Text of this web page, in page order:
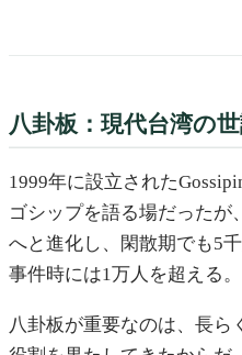
八卦板：現代台湾の
1999年に設立された
ゴシップを語る場だったが
へと進化し、閑散期でも5
事件時には1万人を超える。
八卦板が重要なのは、長